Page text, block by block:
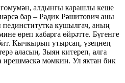
алдынгы карашлы кеше
бар – Радик Рәшитович аны
пединститутка кушылгач, аның
өреп кабарга өйрәтте. Бүгенге
Кычкырып утырсаң, үзеңнең
аласың. Зыян китереп, алга
ирешмәскә мөмкин. Ул яктан бик